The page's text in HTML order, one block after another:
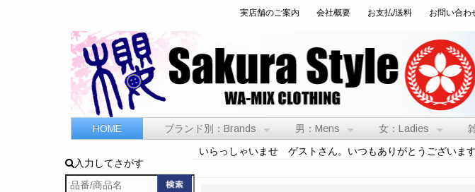
実店舗のご案内 会社概要 お支払/送料 お問い合わ
HOME ブランド別：Brands 男：Mens 女：Ladies
入力してさがす
いらっしゃいませ ゲストさん。いつもありがとうございます